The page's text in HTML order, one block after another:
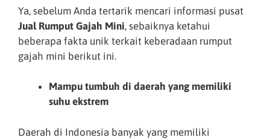
Ya, sebelum Anda tertarik mencari informasi pusat
Jual Rumput Gajah Mini, sebaiknya ketahui
beberapa fakta unik terkait keberadaan rumput
gajah mini berikut ini.
Mampu tumbuh di daerah yang memiliki
suhu ekstrem
Daerah di Indonesia banyak yang memiliki